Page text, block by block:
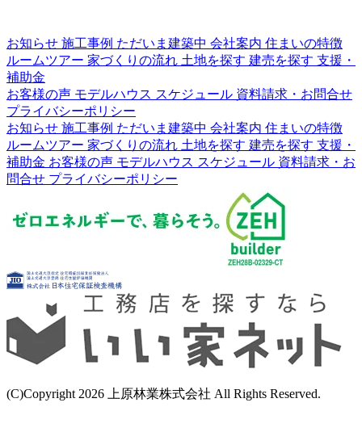
お知らせ 施工事例 ただいま建築中 会社案内 住まいの特徴
ルームツアー 家づくりの流れ 土地を探す 建売を探す 支援・
補助金
お客様の声 モデルハウス スケジュール 資料請求・お問合せ
プライバシーポリシー
お知らせ 施工事例 ただいま建築中 会社案内 住まいの特徴
ルームツアー 家づくりの流れ 土地を探す 建売を探す 支援・
補助金 お客様の声 モデルハウス スケジュール 資料請求・お
問合せ プライバシーポリシー
(C)Copyright 2026 上原林業株式会社 All Rights Reserved.